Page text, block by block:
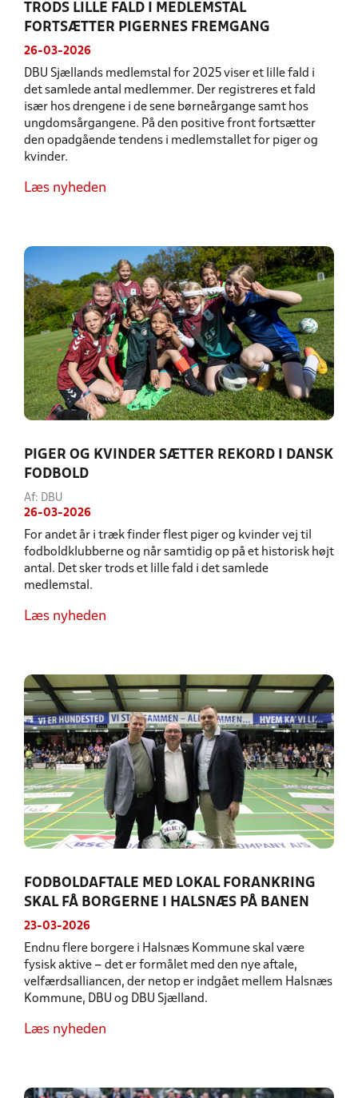
TRODS LILLE FALD I MEDLEMSTAL
FORTSÆTTER PIGERNES FREMGANG
26-03-2026
DBU Sjællands medlemstal for 2025 viser et lille fald i
det samlede antal medlemmer. Der registreres et fald
især hos drengene i de sene børneårgange samt hos
ungdomsårgangene. På den positive front fortsætter
den opadgående tendens i medlemstallet for piger og
kvinder.
Læs nyheden
PIGER OG KVINDER SÆTTER REKORD I DANSK
FODBOLD
Af: DBU
26-03-2026
For andet år i træk finder flest piger og kvinder vej til
fodboldklubberne og når samtidig op på et historisk højt
antal. Det sker trods et lille fald i det samlede
medlemstal.
Læs nyheden
FODBOLDAFTALE MED LOKAL FORANKRING
SKAL FÅ BORGERNE I HALSNÆS PÅ BANEN
23-03-2026
Endnu flere borgere i Halsnæs Kommune skal være
fysisk aktive – det er formålet med den nye aftale,
velfærdsalliancen, der netop er indgået mellem Halsnæs
Kommune, DBU og DBU Sjælland.
Læs nyheden